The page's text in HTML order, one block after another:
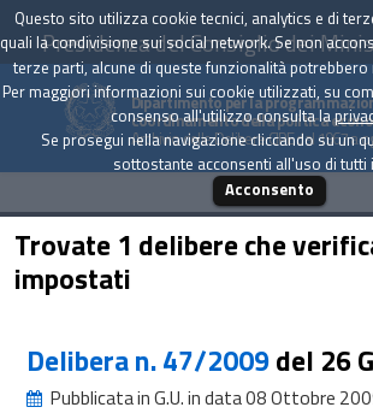
Presidenza del Consiglio dei
Dipartimento per la
coordinamento della politica
Archivio delle Delibere CIPE dal 1967 a
Trovate 1 delibere che
impostati
Delibera n. 47/2009del 26
Pubblicata in G.U. in data 08 Ottobre
Questo sito utilizza cookie tecnici, analytics e di
quali la condivisione sui social network. Se non
terze parti, alcune di queste funzionalità
Per maggiori informazioni sui cookie utilizzati, su
consenso all'utilizzo consulta la
Se prosegui nella navigazione cliccando su un
sottostante acconsenti all'uso di tutti
Acconsento